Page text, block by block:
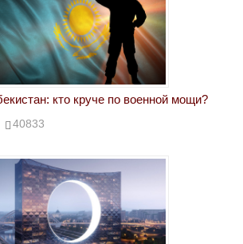
кто круче по военной мощи?
40833